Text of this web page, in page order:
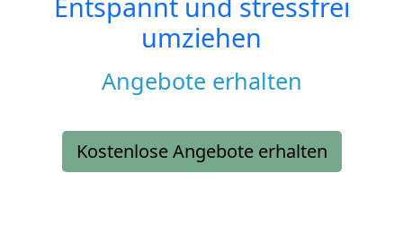
umziehen
Angebote erhalten
Kostenlose Angebote erhalten